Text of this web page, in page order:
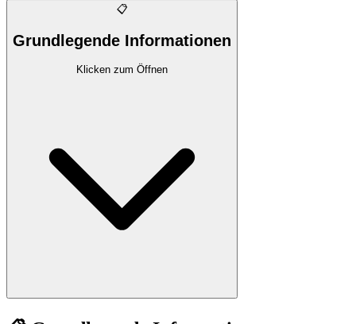
📋
Grundlegende Informationen
Klicken zum Öffnen